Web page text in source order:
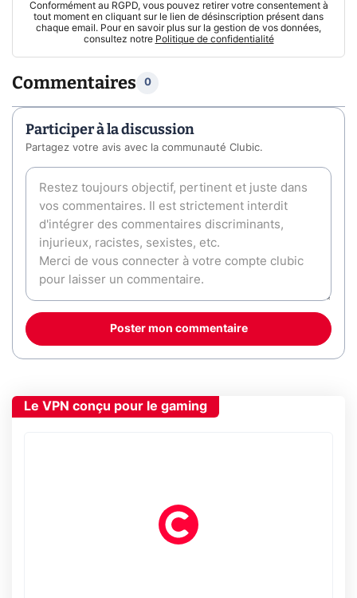
Conformément au RGPD, vous pouvez retirer votre consentement à
tout moment en cliquant sur le lien de désinscription présent dans
chaque email. Pour en savoir plus sur la gestion de vos données,
consultez notre Politique de confidentialité
Commentaires 0
Participer à la discussion
Partagez votre avis avec la communauté Clubic.
Poster mon commentaire
Le VPN conçu pour le gaming